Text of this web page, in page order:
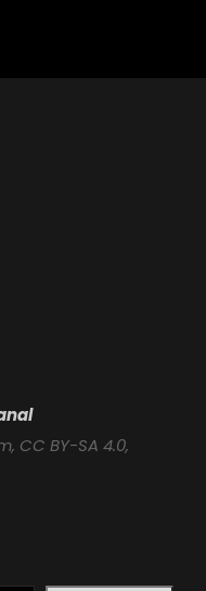
, CC BY-SA 4.0,